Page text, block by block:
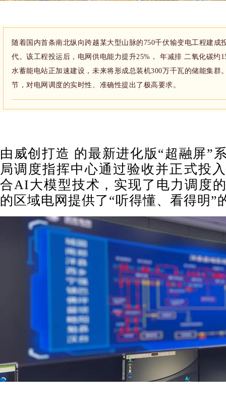
随着国内首条南北纵向跨越某大型山脉的750千伏输变电工程建成
代。该工程投运后，电网供电能力提升25%， 年减排 二氧化碳约
水蓄能电站正加速建设，未来将形成总装机300万千瓦的储能集群
节，对电网调度的实时性、准确性提出了极高要求。
由威创打造 的最新进化版“超融屏”
局调度指挥中心通过验收并正式投
合AI大模型技术，实现了电力调度
的区域电网提供了“听得懂、看得明”